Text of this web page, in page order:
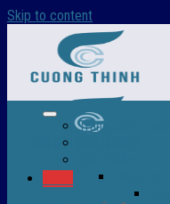
Skip to content
Trang chủ –